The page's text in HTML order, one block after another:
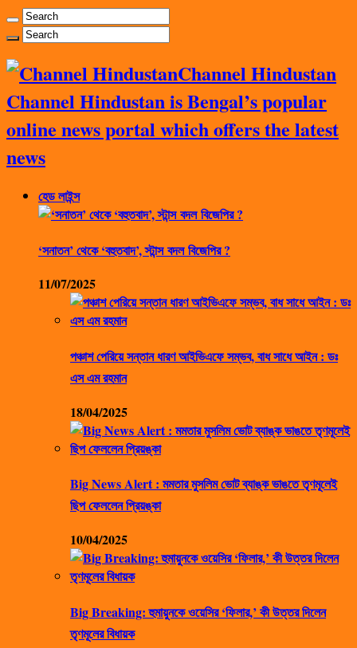
Channel Hindustan
Channel Hindustan is Bengal’s popular
online news portal which offers the latest
news
হেড লাইন্স
‘সনাতন’ থেকে ‘বহুতবাদ’, স্টান্স বদল বিজেপির ?
11/07/2025
পঞ্চাশ পেরিয়ে সন্তান ধারণ আইভিএফে সম্ভব, বাধ সাধে আইন : ডঃ
এস এম রহমান
18/04/2025
Big News Alert : মমতার মুসলিম ভোট ব্যাঙ্ক ভাঙতে তৃণমূলেই
ছিপ ফেললেন প্রিয়ঙ্কা
10/04/2025
Big Breaking: হুমায়ুনকে ওয়েসির ‘ফিলার,’ কী উত্তর দিলেন
তৃণমূলের বিধায়ক